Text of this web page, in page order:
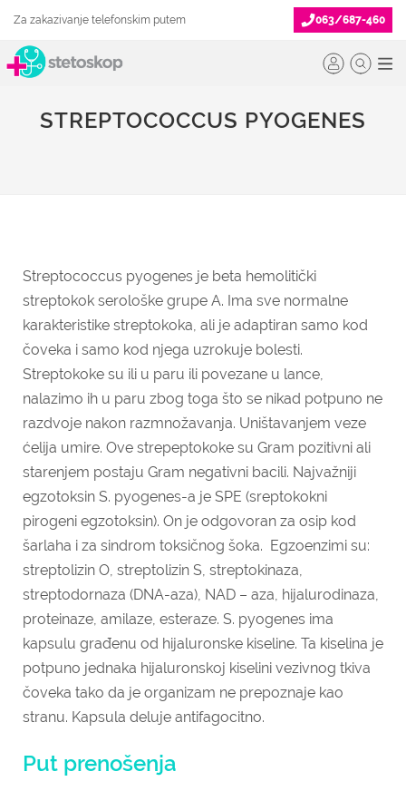
Za zakazivanje telefonskim putem 063/687-460
STREPTOCOCCUS PYOGENES
Streptococcus pyogenes je beta hemolitički
streptokok serološke grupe A. Ima sve normalne
karakteristike streptokoka, ali je adaptiran samo kod
čoveka i samo kod njega uzrokuje bolesti.
Streptokoke su ili u paru ili povezane u lance,
nalazimo ih u paru zbog toga što se nikad potpuno ne
razdvoje nakon razmnožavanja. Uništavanjem veze
ćelija umire. Ove strepeptokoke su Gram pozitivni ali
starenjem postaju Gram negativni bacili. Najvažniji
egzotoksin S. pyogenes-a je SPE (sreptokokni
pirogeni egzotoksin). On je odgovoran za osip kod
šarlaha i za sindrom toksičnog šoka. Egzoenzimi su:
streptolizin O, streptolizin S, streptokinaza,
streptodornaza (DNA-aza), NAD – aza, hijalurodinaza,
proteinaze, amilaze, esteraze. S. pyogenes ima
kapsulu građenu od hijaluronske kiseline. Ta kiselina je
potpuno jednaka hijaluronskoj kiselini vezivnog tkiva
čoveka tako da je organizam ne prepoznaje kao
stranu. Kapsula deluje antifagocitno.
Put prenošenja